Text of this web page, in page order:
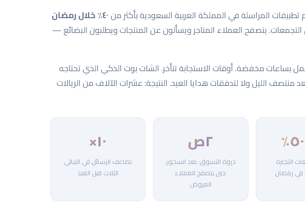
المراسلة في المملكة العربية السعودية بأكثر من٤٠٪ خلال رمضان
يتصفح العملاء المتاجر ويسألون عن المنتجات ويطلبون البضائع —
بساعات مخفضة. أوقات الاستجابة تتأخر. الشات بوت الذكي الذي تحتاجه
الليل ولا لتدفقات هدايا العيد. النتيجة: عشرات الآلاف من الريالات
التجارة
في رمضان
٢ص
ذروة التسوق: بعد السحور،
حين يتصفح العملاء
العروض
١٠×
تضاعف الرسائل في الليالي
الثلاث قبل العيد